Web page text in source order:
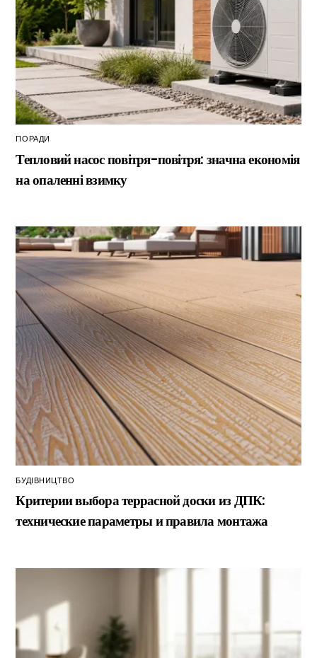
ПОРАДИ
Тепловий насос повітря-повітря: значна економія
на опаленні взимку
БУДІВНИЦТВО
Критерии выбора террасной доски из ДПК:
технические параметры и правила монтажа